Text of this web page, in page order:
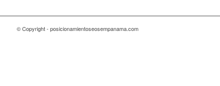
© Copyright - posicionamientoseosempanama.com